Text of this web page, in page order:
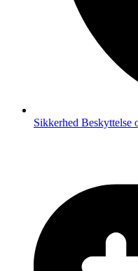
Sikkerhed Beskyttelse